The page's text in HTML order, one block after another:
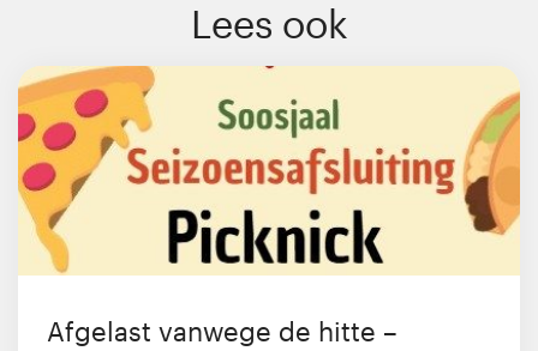
Lees ook
Afgelast vanwege de hitte –